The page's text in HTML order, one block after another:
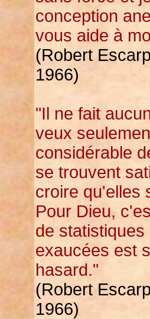
conception
vous aide à
(Robert
1966)
"Il ne fait
veux
considérable
se trouvent
croire qu'elles
Pour Dieu,
de
exaucées est
hasard."
(Robert
1966)